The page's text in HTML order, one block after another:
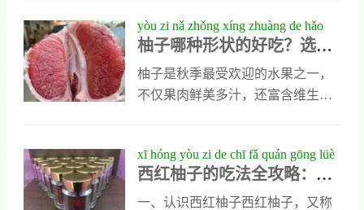
禁食。建议上午食用并配合生姜、
红枣中和寒性，以安全获益。
摄入的人群。其实，柚子的天然糖
分相对较低，每100克果肉中大约含
有9克左右的糖分，属于低至中等升
糖指数（GI）食物，适合大多数人
化物质，有助于增强免疫力、促进
消化和降低胆固醇。对于想要控制
血糖的人来说，适量食用柚子是一
yòu zi nǎ zhǒng xíng zhuàng de hǎo
chī xuǎn duì xíng zhuàng chī chū tián
měi yǔ yíng yǎng
柚子哪种形状的好吃？选对
形状，吃出甜美与营养
柚子是秋季最受欢迎的水果之一，
不仅果肉鲜美多汁，还富含维生素
略一个重要的细节：柚子的形状与
其口感和甜度之间存在密切关系。
那么，柚子哪种形状的好吃？我们
xī hóng yòu zi de chī fǎ quán gōng lüè
cóng tiāo xuǎn dào měi wèi zhì zuò de
xiáng xì zhǐ nán
西红柚子的吃法全攻略：从
挑选到美味制作的详细指南
一、认识西红柚子西红柚子，又称